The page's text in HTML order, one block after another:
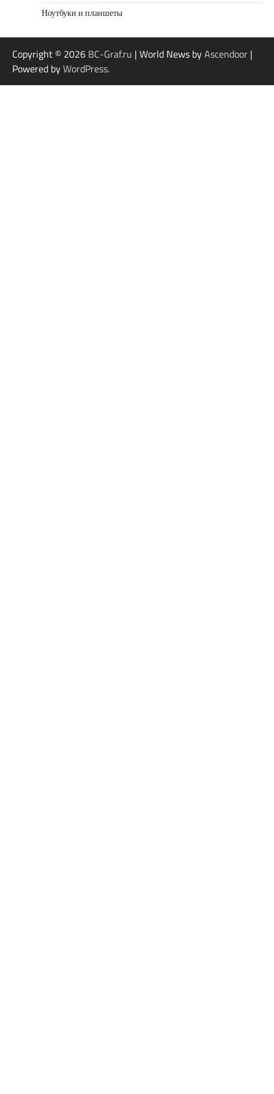
Ноутбуки и планшеты
Copyright © 2026 BC-Graf.ru | World News byAscendoor |
Powered byWordPress.